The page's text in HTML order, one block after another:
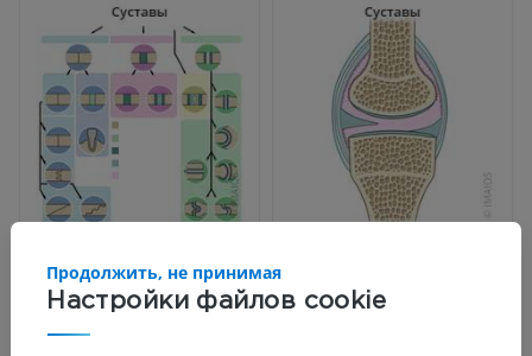
Настройки файлов cookie
Продолжить, не принимая